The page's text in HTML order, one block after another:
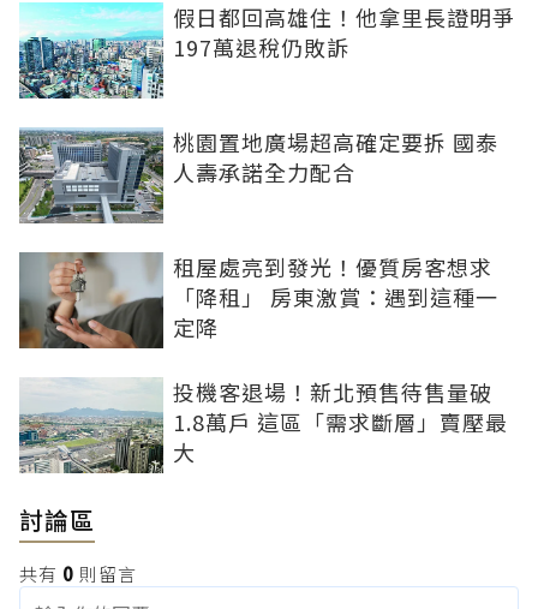
假日都回高雄住！他拿里長證明爭
197萬退稅仍敗訴
桃園置地廣場超高確定要拆 國泰
人壽承諾全力配合
租屋處亮到發光！優質房客想求
「降租」 房東激賞：遇到這種一
定降
投機客退場！新北預售待售量破
1.8萬戶 這區「需求斷層」賣壓最
大
討論區
共有 0 則留言